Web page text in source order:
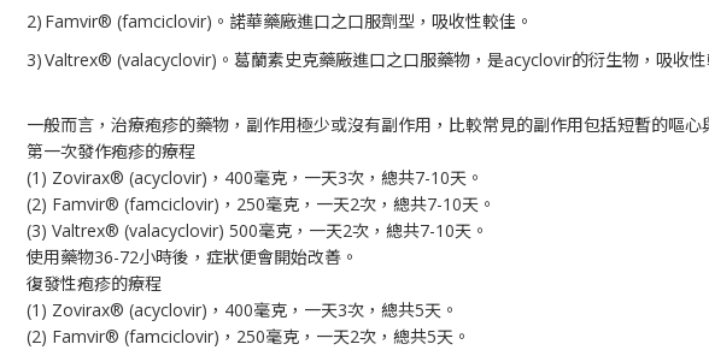
2) Famvir® (famciclovir)。諾華藥廠進口之口服劑型，吸收性較佳。
3)Valtrex® (valacyclovir)。葛蘭素史克藥廠進口之口服藥物，是acyclovir的衍生物，吸收性
一般而言，治療疱疹的藥物，副作用極少或沒有副作用，比較常見的副作用包括短暫的嘔心
第一次發作疱疹的療程
(1) Zovirax® (acyclovir)，400毫克，一天3次，總共7-10天。
(2) Famvir® (famciclovir)，250毫克，一天2次，總共7-10天。
(3) Valtrex® (valacyclovir) 500毫克，一天2次，總共7-10天。
使用藥物36-72小時後，症狀便會開始改善。
復發性疱疹的療程
(1) Zovirax® (acyclovir)，400毫克，一天3次，總共5天。
(2) Famvir® (famciclovir)，250毫克，一天2次，總共5天。